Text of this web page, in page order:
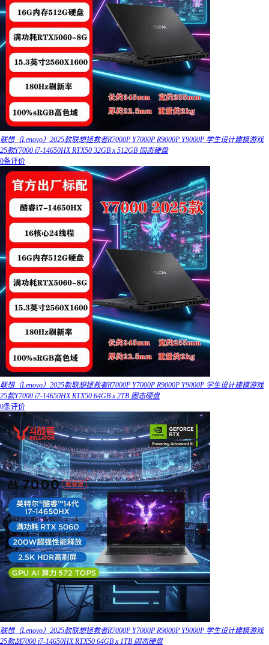
联想（Lenovo）2025款联想拯救者R7000P Y7000P R9000P Y9000P 学生设计建模游戏
25款Y7000 i7-14650HX RTX50 32GB x 512GB 固态硬盘
0条评价
联想（Lenovo）2025款联想拯救者R7000P Y7000P R9000P Y9000P 学生设计建模游戏
25款Y7000 i7-14650HX RTX50 64GB x 2TB 固态硬盘
0条评价
联想（Lenovo）2025款联想拯救者R7000P Y7000P R9000P Y9000P 学生设计建模游戏
25款战7000 i7-14650HX RTX50 64GB x 1TB 固态硬盘